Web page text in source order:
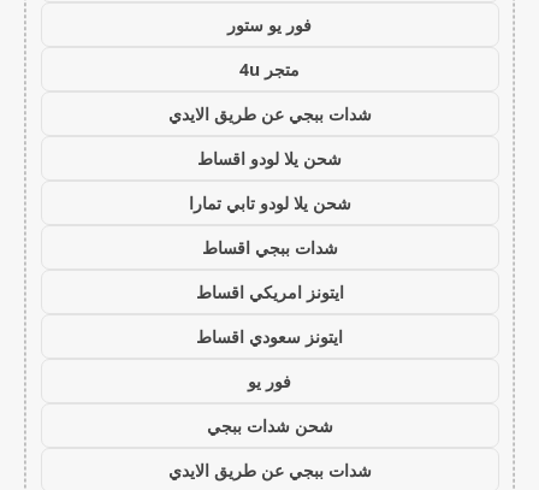
فور يو ستور
متجر 4u
شدات ببجي عن طريق الايدي
شحن يلا لودو اقساط
شحن يلا لودو تابي تمارا
شدات ببجي اقساط
ايتونز امريكي اقساط
ايتونز سعودي اقساط
فور يو
شحن شدات ببجي
شدات ببجي عن طريق الايدي